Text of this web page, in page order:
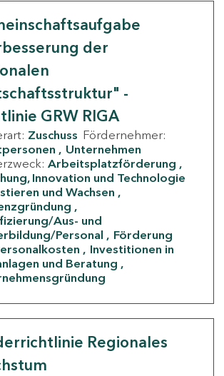
der
-
GRW RIGA
Zuschuss Fördernehmer:
Unternehmen
Arbeitsplatzförderung
Innovation und Technologie
und Wachsen
Aus- und
Personal
Förderung
Investitionen in
und Beratung
Regionales